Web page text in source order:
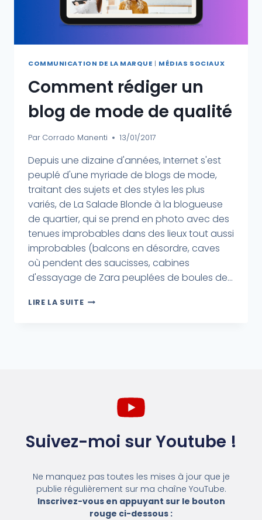
COMMUNICATION DE LA MARQUE | MÉDIAS SOCIAUX
Comment rédiger un
blog de mode de qualité
Par Corrado Manenti 13/01/2017
Depuis une dizaine d'années, Internet s'est
peuplé d'une myriade de blogs de mode,
traitant des sujets et des styles les plus
variés, de La Salade Blonde à la blogueuse
de quartier, qui se prend en photo avec des
tenues improbables dans des lieux tout aussi
improbables (balcons en désordre, caves
où pendent des saucisses, cabines
d'essayage de Zara peuplées de boules de...
LIRE LA SUITE
Suivez-moi sur Youtube !
Ne manquez pas toutes les mises à jour que je
publie régulièrement sur ma chaîne YouTube.
Inscrivez-vous en appuyant sur le bouton
rouge ci-dessous :